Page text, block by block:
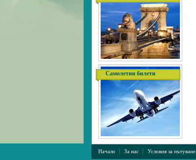
Самолетни билети
Начало За нас Условия за пътуване